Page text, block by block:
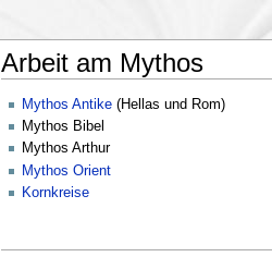
Arbeit am Mythos
Mythos Antike(Hellas und Rom)
Mythos Bibel
Mythos Arthur
Mythos Orient
Kornkreise